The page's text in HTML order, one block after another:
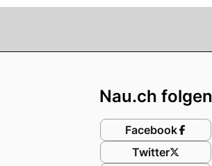
Nau.ch folgen
Facebook
Twitter